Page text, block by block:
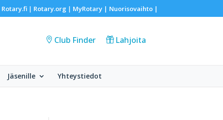
Rotary.fi| Rotary.org | MyRotary | Nuorisovaihto|
Club Finder Lahjoita
Jäsenille Yhteystiedot